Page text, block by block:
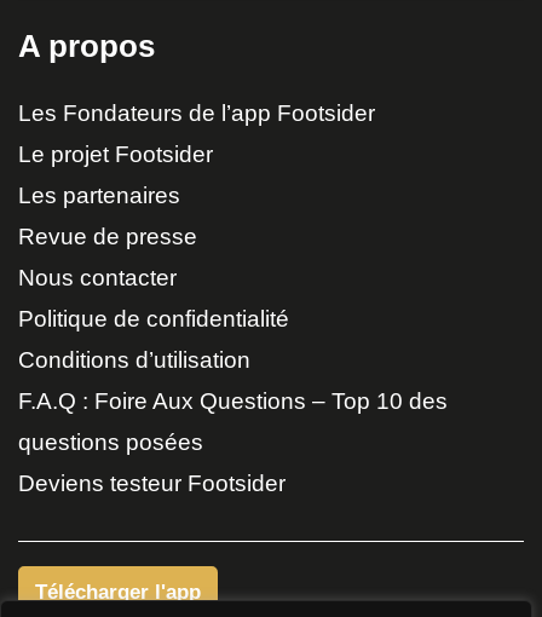
A propos
Les Fondateurs de l’app Footsider
Le projet Footsider
Les partenaires
Revue de presse
Nous contacter
Politique de confidentialité
Conditions d’utilisation
F.A.Q : Foire Aux Questions – Top 10 des
questions posées
Deviens testeur Footsider
Télécharger l'app